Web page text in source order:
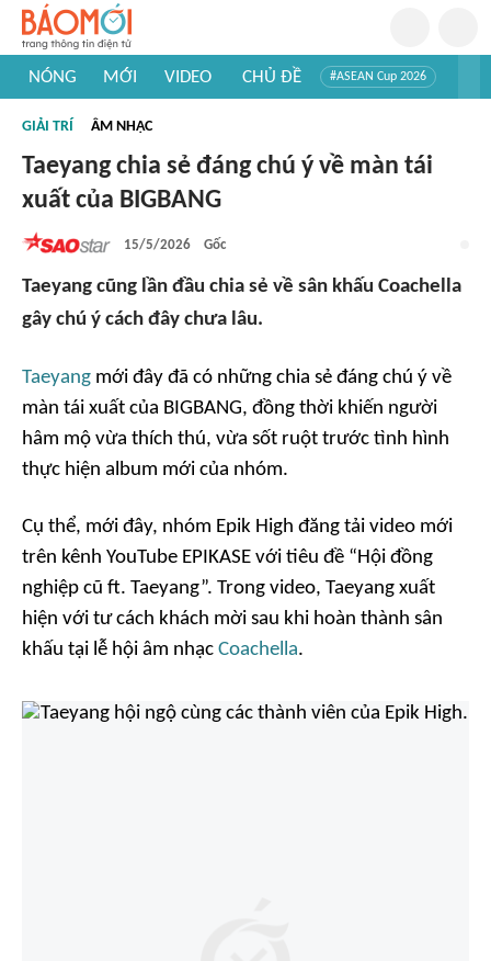
NÓNG MỚI VIDEO CHỦ ĐỀ #ASEAN Cup 2026
#Khám phá thế giới
GIẢI TRÍ ÂM NHẠC
Taeyang chia sẻ đáng chú ý về màn tái
xuất của BIGBANG
15/5/2026 Gốc
Taeyang cũng lần đầu chia sẻ về sân khấu Coachella
gây chú ý cách đây chưa lâu.
Taeyang mới đây đã có những chia sẻ đáng chú ý về
màn tái xuất của BIGBANG, đồng thời khiến người
hâm mộ vừa thích thú, vừa sốt ruột trước tình hình
thực hiện album mới của nhóm.
Cụ thể, mới đây, nhóm Epik High đăng tải video mới
trên kênh YouTube EPIKASE với tiêu đề “Hội đồng
nghiệp cũ ft. Taeyang”. Trong video, Taeyang xuất
hiện với tư cách khách mời sau khi hoàn thành sân
khấu tại lễ hội âm nhạc Coachella.